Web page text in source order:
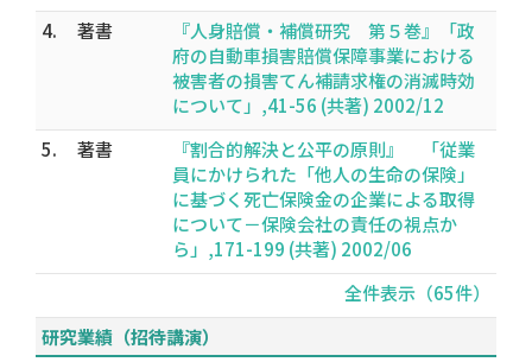
4.
著書
『人身賠償・補償研究 第５巻』「政
府の自動車損害賠償保障事業における
被害者の損害てん補請求権の消滅時効
について」,41-56 (共著) 2002/12
5.
著書
『割合的解決と公平の原則』 「従業
員にかけられた「他人の生命の保険」
に基づく死亡保険金の企業による取得
について－保険会社の責任の視点か
ら」,171-199 (共著) 2002/06
全件表示（65件）
研究業績（招待講演）